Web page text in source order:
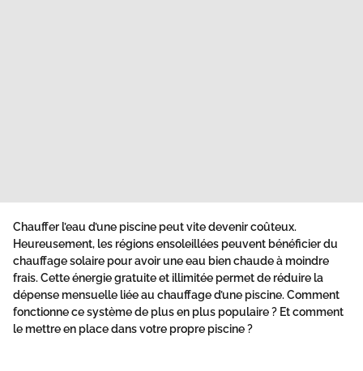
Chauffer l’eau d’une piscine peut vite devenir coûteux.
Heureusement, les régions ensoleillées peuvent bénéficier du
chauffage solaire pour avoir une eau bien chaude à moindre
frais. Cette énergie gratuite et illimitée permet de réduire la
dépense mensuelle liée au chauffage d’une piscine. Comment
fonctionne ce système de plus en plus populaire ? Et comment
le mettre en place dans votre propre piscine ?